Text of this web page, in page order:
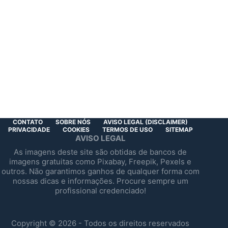
CONTATO SOBRE NÓS
AVISO LEGAL (DISCLAIMER)
PRIVACIDADE
COOKIES TERMOS DE USO SITEMAP
AVISO LEGAL
As imagens deste site são obtidas de bancos de
imagens gratuitas como Pixabay, Freepik, Pexels e
outros. Não garantimos ganhos de qualquer forma com
nossas dicas e informações. Procure sempre um
profissional credenciado!
Copyright © 2026 - Todos os direitos reservados